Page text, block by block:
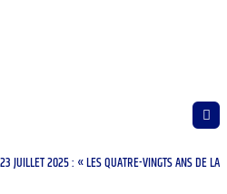
JUILLET 2025 : « LES QUATRE-VINGTS ANS DE LA